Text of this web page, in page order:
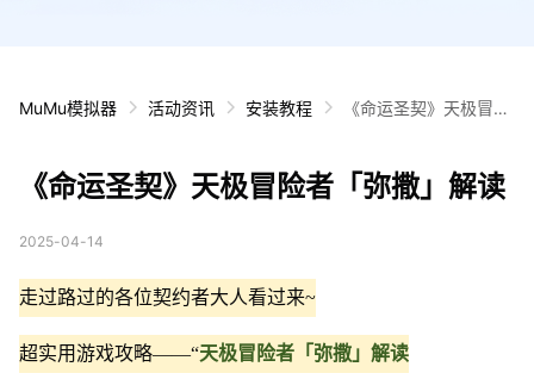
MuMu模拟器 活动资讯 安装教程
《命运圣契》天极冒险
《命运圣契》天极冒险者「弥撒」解读
2025-04-14
走过路过的各位契约者大人看过来~
超实用游戏攻略——“天极冒险者「弥撒」解读